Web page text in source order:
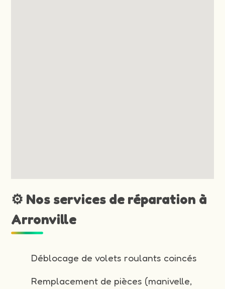
⚙️ Nos services de réparation à
Arronville
Déblocage de volets roulants coincés
Remplacement de pièces (manivelle,